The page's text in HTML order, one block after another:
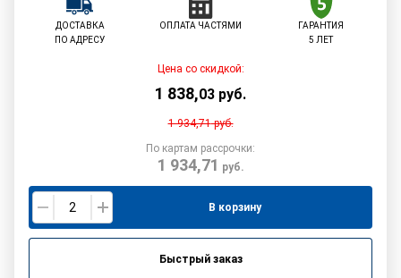
ДОСТАВКА
ПО АДРЕСУ
ОПЛАТА ЧАСТЯМИ
ГАРАНТИЯ
5 ЛЕТ
Цена со скидкой:
1 838,03 руб.
1 934,71руб.
По картам рассрочки:
1 934,71 руб.
В корзину
Быстрый заказ